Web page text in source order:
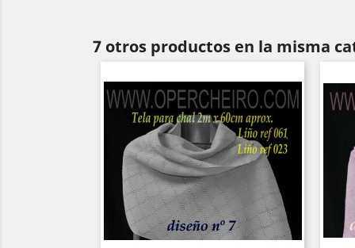
7 otros productos en la misma